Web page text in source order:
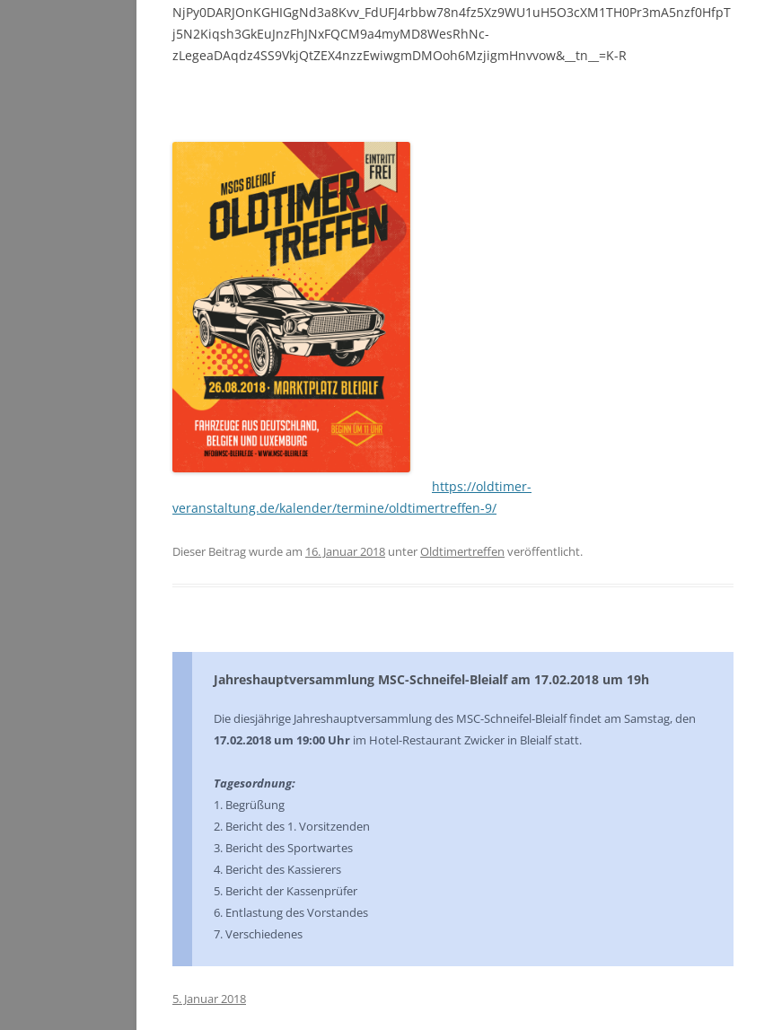
NjPy0DARJOnKGHIGgNd3a8Kvv_FdUFJ4rbbw78n4fz5Xz9WU1uH5O3cXM1TH0Pr3mA5nzf0HfpT
j5N2Kiqsh3GkEuJnzFhJNxFQCM9a4myMD8WesRhNc-
zLegeaDAqdz4SS9VkjQtZEX4nzzEwiwgmDMOoh6MzjigmHnvvow&__tn__=K-R
https://oldtimer-
veranstaltung.de/kalender/termine/oldtimertreffen-9/
Dieser Beitrag wurde am 16. Januar 2018 unterOldtimertreffen veröffentlicht.
Jahreshauptversammlung MSC-Schneifel-Bleialf am 17.02.2018 um 19h
Die diesjährige Jahreshauptversammlung des MSC-Schneifel-Bleialf findet am Samstag, den
17.02.2018 um 19:00 Uhr im Hotel-Restaurant Zwicker in Bleialf statt.
Tagesordnung:
1. Begrüßung
2. Bericht des 1. Vorsitzenden
3. Bericht des Sportwartes
4. Bericht des Kassierers
5. Bericht der Kassenprüfer
6. Entlastung des Vorstandes
7. Verschiedenes
5. Januar 2018